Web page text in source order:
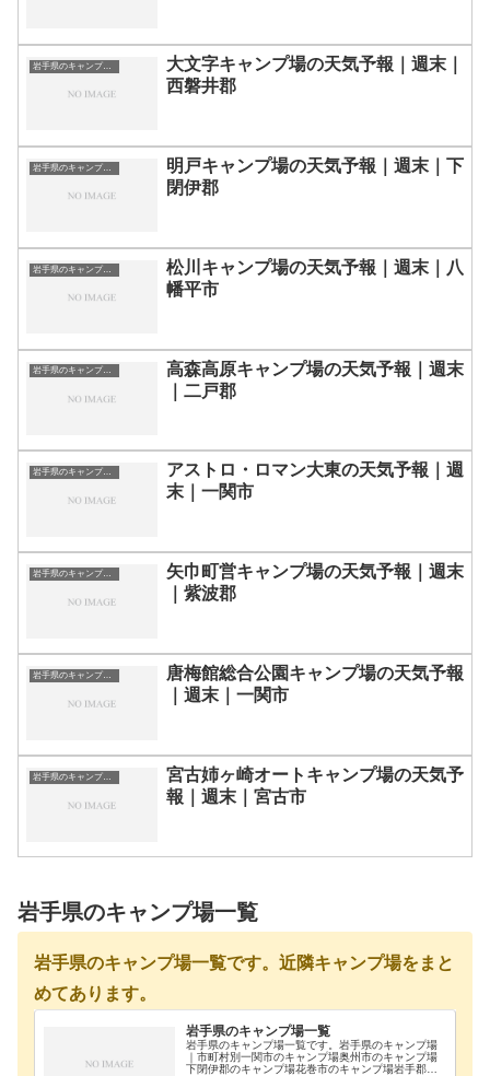
岩手県のキャンプ場一覧
大文字キャンプ場の天気予報｜週末｜
西磐井郡
岩手県のキャンプ場一覧
明戸キャンプ場の天気予報｜週末｜下
閉伊郡
岩手県のキャンプ場一覧
松川キャンプ場の天気予報｜週末｜八
幡平市
岩手県のキャンプ場一覧
高森高原キャンプ場の天気予報｜週末
｜二戸郡
岩手県のキャンプ場一覧
アストロ・ロマン大東の天気予報｜週
末｜一関市
岩手県のキャンプ場一覧
矢巾町営キャンプ場の天気予報｜週末
｜紫波郡
岩手県のキャンプ場一覧
唐梅館総合公園キャンプ場の天気予報
｜週末｜一関市
岩手県のキャンプ場一覧
宮古姉ヶ崎オートキャンプ場の天気予
報｜週末｜宮古市
岩手県のキャンプ場一覧
岩手県のキャンプ場一覧です。近隣キャンプ場をまと
めてあります。
岩手県のキャンプ場一覧
岩手県のキャンプ場一覧です。岩手県のキャンプ場
｜市町村別一関市のキャンプ場奥州市のキャンプ場
下閉伊郡のキャンプ場花巻市のキャンプ場岩手郡の